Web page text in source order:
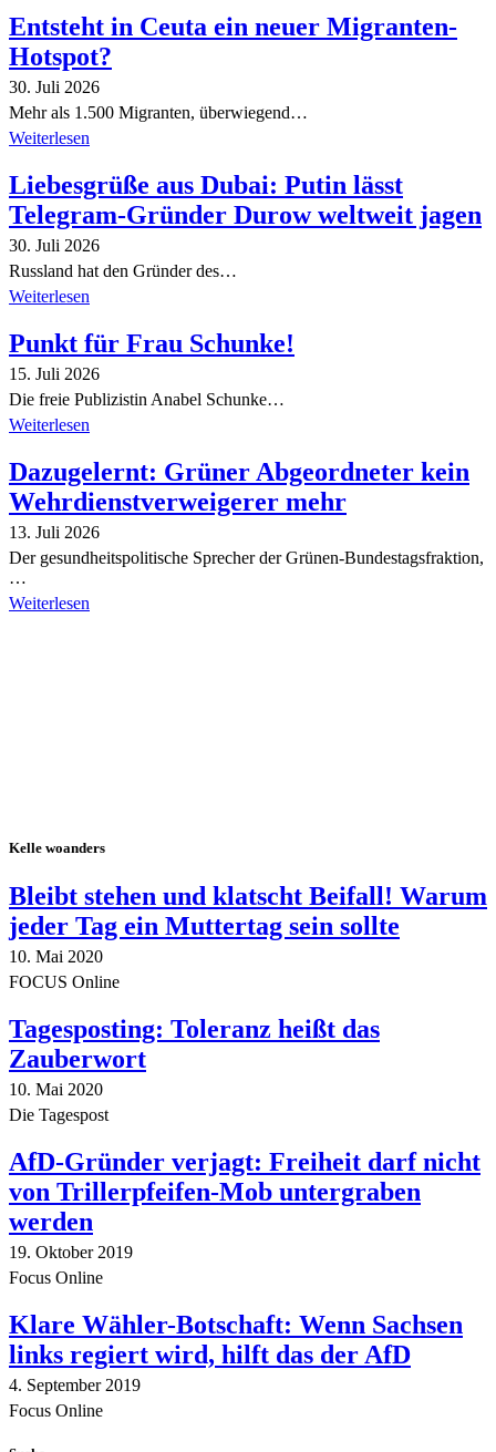
Entsteht in Ceuta ein neuer Migranten-
Hotspot?
30. Juli 2026
Mehr als 1.500 Migranten, überwiegend…
Weiterlesen
Liebesgrüße aus Dubai: Putin lässt
Telegram-Gründer Durow weltweit jagen
30. Juli 2026
Russland hat den Gründer des…
Weiterlesen
Punkt für Frau Schunke!
15. Juli 2026
Die freie Publizistin Anabel Schunke…
Weiterlesen
Dazugelernt: Grüner Abgeordneter kein
Wehrdienstverweigerer mehr
13. Juli 2026
Der gesundheitspolitische Sprecher der Grünen-Bundestagsfraktion,
…
Weiterlesen
Kelle woanders
Bleibt stehen und klatscht Beifall! Warum
jeder Tag ein Muttertag sein sollte
10. Mai 2020
FOCUS Online
Tagesposting: Toleranz heißt das
Zauberwort
10. Mai 2020
Die Tagespost
AfD-Gründer verjagt: Freiheit darf nicht
von Trillerpfeifen-Mob untergraben
werden
19. Oktober 2019
Focus Online
Klare Wähler-Botschaft: Wenn Sachsen
links regiert wird, hilft das der AfD
4. September 2019
Focus Online